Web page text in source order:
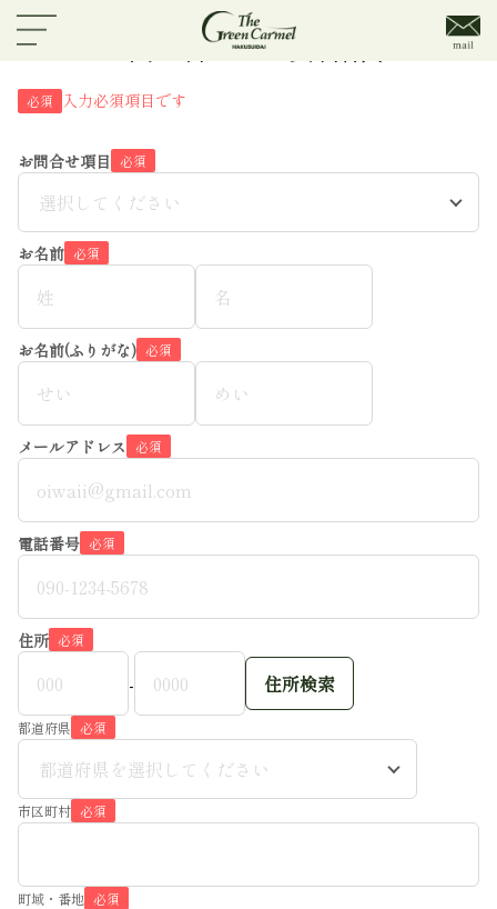
お問い合わせ・資料請求
必須 入力必須項目です
お問合せ項目 必須
選択してください
お名前 必須
お名前(ふりがな) 必須
メールアドレス 必須
電話番号 必須
住所 必須
- 住所検索
都道府県 必須
都道府県を選択してください
市区町村 必須
町域・番地 必須